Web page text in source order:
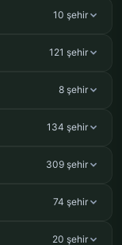
10 şehir
121 şehir
8 şehir
134 şehir
309 şehir
74 şehir
20 şehir